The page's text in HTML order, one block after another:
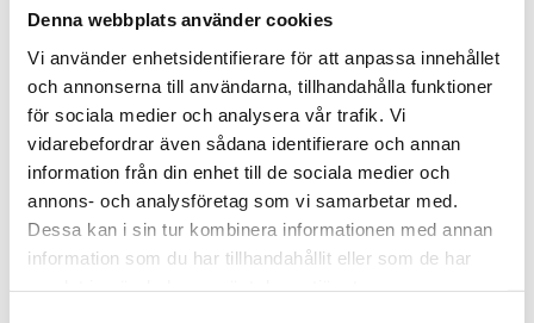
Denna webbplats använder cookies
Vi använder enhetsidentifierare för att anpassa innehållet
och annonserna till användarna, tillhandahålla funktioner
för sociala medier och analysera vår trafik. Vi
vidarebefordrar även sådana identifierare och annan
information från din enhet till de sociala medier och
annons- och analysföretag som vi samarbetar med.
Dessa kan i sin tur kombinera informationen med annan
information som du har tillhandahållit eller som de har
Satsen täcker alla de vanligaste förekommande
metriska storlekarna för mindre och medeltung
mekanik:
8 mm, 9 mm, 10 mm, 11 mm, 12 mm, 13 mm, 14
mm, 15 mm, 16 mm, 17 mm och 19 mm.
Detta är en av basprodukterna i KS Tools sortiment